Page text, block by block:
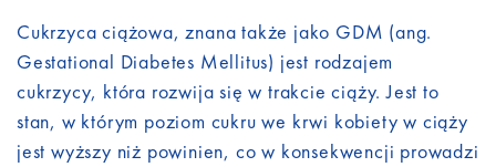
Cukrzyca ciążowa, znana także jako GDM (ang.
Gestational Diabetes Mellitus) jest rodzajem
cukrzycy, która rozwija się w trakcie ciąży. Jest to
stan, w którym poziom cukru we krwi kobiety w ciąży
jest wyższy niż powinien, co w konsekwencji prowadzi